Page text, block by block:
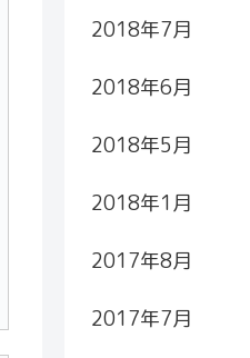
2018年7月
2018年6月
2018年5月
2018年1月
2017年8月
2017年7月